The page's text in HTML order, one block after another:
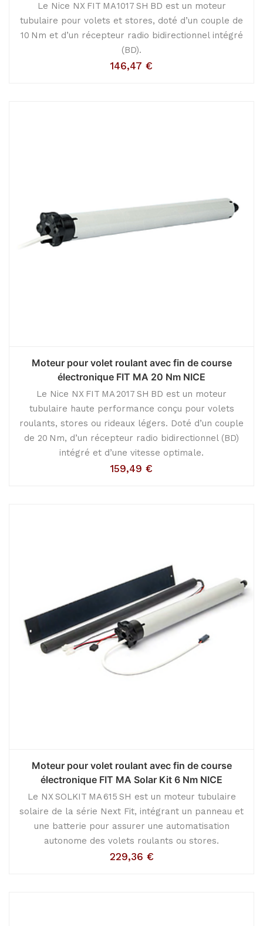
Le Nice NX FIT MA 1017 SH BD est un moteur
tubulaire pour volets et stores, doté d’un couple de
10 Nm et d’un récepteur radio bidirectionnel intégré
(BD).
146,47 €
Moteur pour volet roulant avec fin de course
électronique FIT MA 20 Nm NICE
Le Nice NX FIT MA 2017 SH BD est un moteur
tubulaire haute performance conçu pour volets
roulants, stores ou rideaux légers. Doté d’un couple
de 20 Nm, d’un récepteur radio bidirectionnel (BD)
intégré et d’une vitesse optimale.
159,49 €
Moteur pour volet roulant avec fin de course
électronique FIT MA Solar Kit 6 Nm NICE
Le NX SOLKIT MA 615 SH est un moteur tubulaire
solaire de la série Next Fit, intégrant un panneau et
une batterie pour assurer une automatisation
autonome des volets roulants ou stores.
229,36 €